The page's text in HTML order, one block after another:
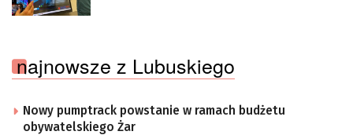
najnowsze z Lubuskiego
Nowy pumptrack powstanie w ramach budżetu
obywatelskiego Żar